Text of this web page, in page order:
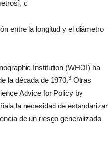
o
entre la longitud y el diámetro
Institution (WHOI) ha
la década de 1970.3 Otras
Advice for Policy by
la necesidad de estandarizar
de un riesgo generalizado